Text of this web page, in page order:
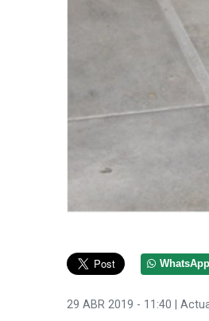
WhatsApp
29 ABR 2019 - 11:40 |